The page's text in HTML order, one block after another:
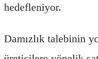
hedefleniyor.
Damızlık talebinin